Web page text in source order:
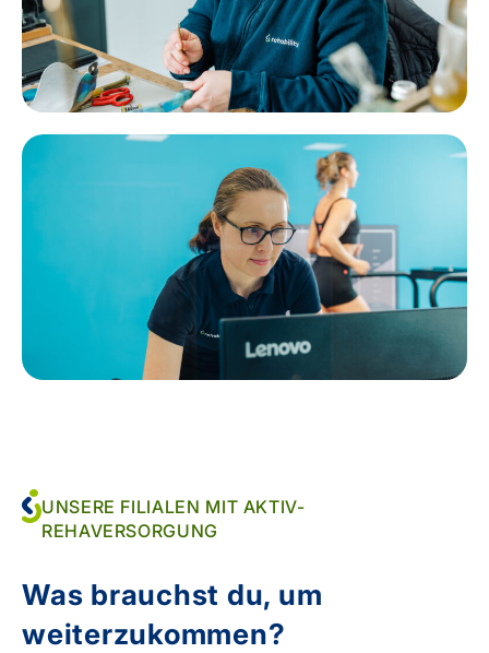
UNSERE FILIALEN MIT AKTIV-
REHAVERSORGUNG
Was brauchst du, um
weiterzukommen?